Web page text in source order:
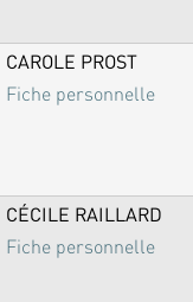
CAROLE PROST
Fiche personnelle
CÉCILE RAILLARD
Fiche personnelle